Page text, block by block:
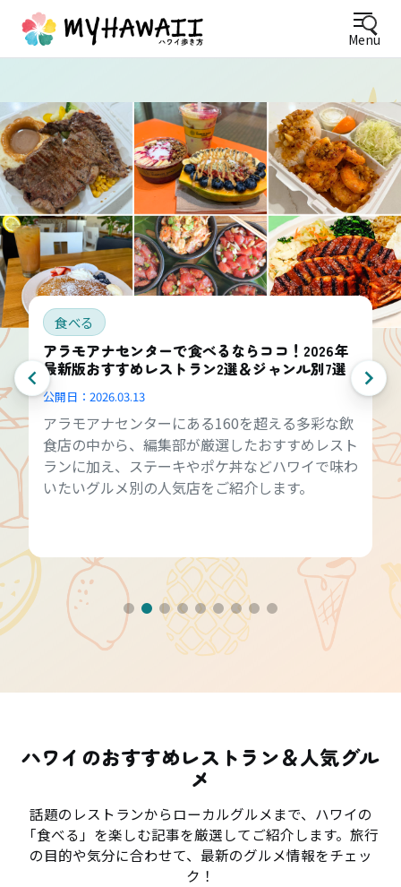
Menu
食べる
アラモアナセンターで食べるならココ！2026年
最新版おすすめレストラン2選＆ジャンル別7選
公開日： 2026.03.13
アラモアナセンターにある160を超える多彩な飲
食店の中から、編集部が厳選したおすすめレスト
ランに加え、ステーキやポケ丼などハワイで味わ
いたいグルメ別の人気店をご紹介します。
ハワイのおすすめレストラン＆人気グル
メ
話題のレストランからローカルグルメまで、ハワイの
「食べる」を楽しむ記事を厳選してご紹介します。旅行
の目的や気分に合わせて、最新のグルメ情報をチェッ
ク！